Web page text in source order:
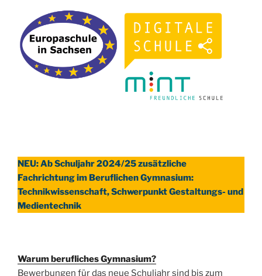
NEU: Ab Schuljahr 2024/25 zusätzliche
Fachrichtung im Beruflichen Gymnasium:
Technikwissenschaft, Schwerpunkt Gestaltungs- und
Medientechnik
Warum berufliches Gymnasium?
Bewerbungen für das neue Schuljahr sind bis zum